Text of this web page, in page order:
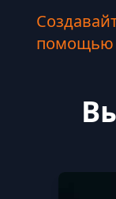
помощью